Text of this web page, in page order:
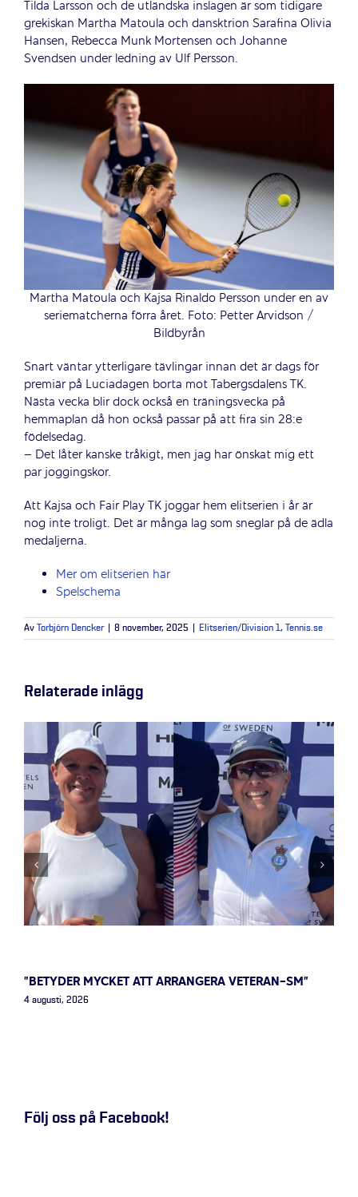
Tilda Larsson och de utländska inslagen är som tidigare
grekiskan Martha Matoula och dansktrion Sarafina Olivia
Hansen, Rebecca Munk Mortensen och Johanne
Svendsen under ledning av Ulf Persson.
Martha Matoula och Kajsa Rinaldo Persson under en av
seriematcherna förra året. Foto: Petter Arvidson /
Bildbyrån
Snart väntar ytterligare tävlingar innan det är dags för
premiär på Luciadagen borta mot Tabergsdalens TK.
Nästa vecka blir dock också en träningsvecka på
hemmaplan då hon också passar på att fira sin 28:e
födelsedag.
– Det låter kanske tråkigt, men jag har önskat mig ett
par joggingskor.
Att Kajsa och Fair Play TK joggar hem elitserien i år är
nog inte troligt. Det är många lag som sneglar på de ädla
medaljerna.
Mer om elitserien här
Spelschema
Av Torbjörn Dencker 8 november, 2025 Elitserien/Division 1, Tennis.se
Relaterade inlägg
”BETYDER MYCKET ATT ARRANGERA VETERAN-SM”
4 augusti, 2026
Följ oss på Facebook!